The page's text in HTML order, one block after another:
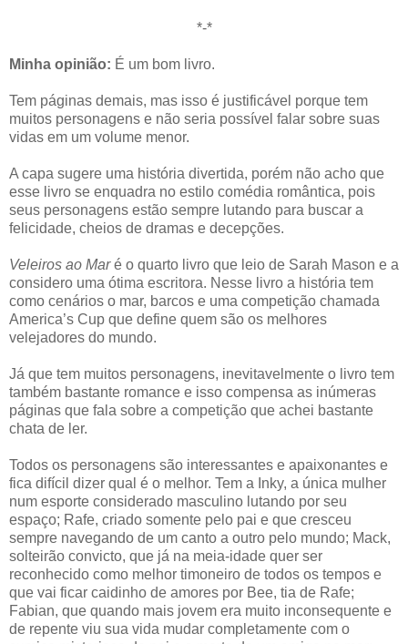
*-*
Minha opinião: É um bom livro.
Tem páginas demais, mas isso é justificável porque tem
muitos personagens e não seria possível falar sobre suas
vidas em um volume menor.
A capa sugere uma história divertida, porém não acho que
esse livro se enquadra no estilo comédia romântica, pois
seus personagens estão sempre lutando para buscar a
felicidade, cheios de dramas e decepções.
Veleiros ao Maré o quarto livro que leio de Sarah Mason e a
considero uma ótima escritora. Nesse livro a história tem
como cenários o mar, barcos e uma competição chamada
America’s Cup que define quem são os melhores
velejadores do mundo.
Já que tem muitos personagens, inevitavelmente o livro tem
também bastante romance e isso compensa as inúmeras
páginas que fala sobre a competição que achei bastante
chata de ler.
Todos os personagens são interessantes e apaixonantes e
fica difícil dizer qual é o melhor. Tem a Inky, a única mulher
num esporte considerado masculino lutando por seu
espaço; Rafe, criado somente pelo pai e que cresceu
sempre navegando de um canto a outro pelo mundo; Mack,
solteirão convicto, que já na meia-idade quer ser
reconhecido como melhor timoneiro de todos os tempos e
que vai ficar caidinho de amores por Bee, tia de Rafe;
Fabian, que quando mais jovem era muito inconsequente e
de repente viu sua vida mudar completamente com o